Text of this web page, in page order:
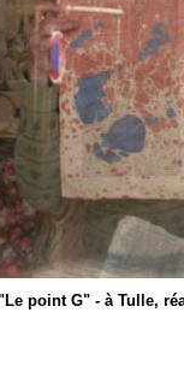
point G" - à Tulle,